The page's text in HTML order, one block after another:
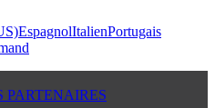
EspagnolItalienPortugais
PARTENAIRES